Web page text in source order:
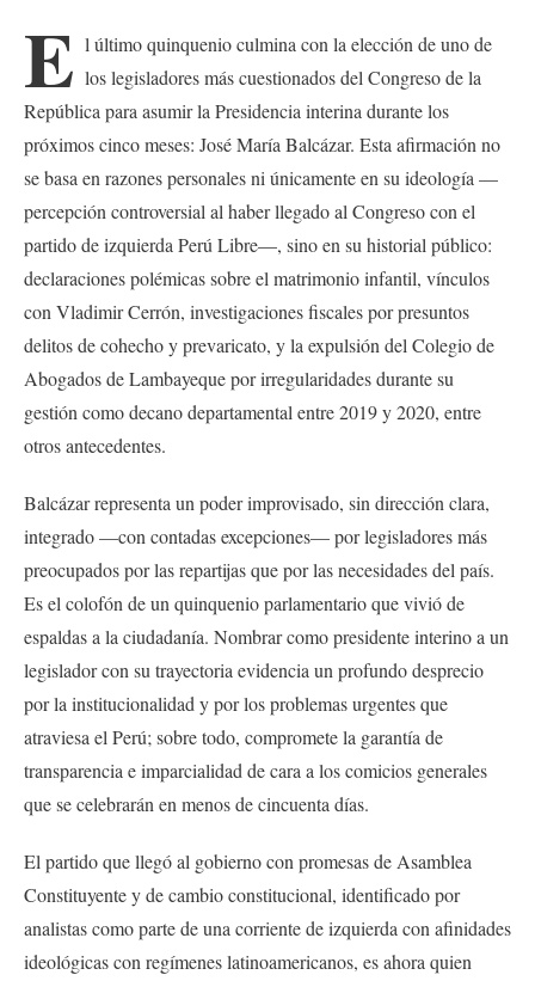
E l último quinquenio culmina con la elección de uno de
los legisladores más cuestionados del Congreso de la
República para asumir la Presidencia interina durante los
próximos cinco meses: José María Balcázar. Esta afirmación no
se basa en razones personales ni únicamente en su ideología —
percepción controversial al haber llegado al Congreso con el
partido de izquierda Perú Libre—, sino en su historial público:
declaraciones polémicas sobre el matrimonio infantil, vínculos
con Vladimir Cerrón, investigaciones fiscales por presuntos
delitos de cohecho y prevaricato, y la expulsión del Colegio de
Abogados de Lambayeque por irregularidades durante su
gestión como decano departamental entre 2019 y 2020, entre
otros antecedentes.
Balcázar representa un poder improvisado, sin dirección clara,
integrado —con contadas excepciones— por legisladores más
preocupados por las repartijas que por las necesidades del país.
Es el colofón de un quinquenio parlamentario que vivió de
espaldas a la ciudadanía. Nombrar como presidente interino a un
legislador con su trayectoria evidencia un profundo desprecio
por la institucionalidad y por los problemas urgentes que
atraviesa el Perú; sobre todo, compromete la garantía de
transparencia e imparcialidad de cara a los comicios generales
que se celebrarán en menos de cincuenta días.
El partido que llegó al gobierno con promesas de Asamblea
Constituyente y de cambio constitucional, identificado por
analistas como parte de una corriente de izquierda con afinidades
ideológicas con regímenes latinoamericanos, es ahora quien